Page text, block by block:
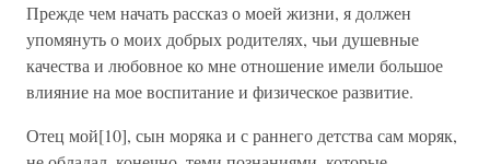
Прежде чем начать рассказ о моей жизни, я должен
упомянуть о моих добрых родителях, чьи душевные
качества и любовное ко мне отношение имели большое
влияние на мое воспитание и физическое развитие.
Отец мой[10], сын моряка и с раннего детства сам моряк,